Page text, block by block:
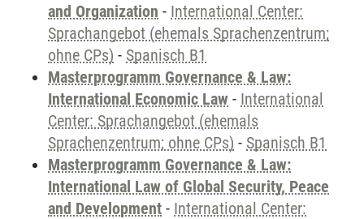
and Organization - International Center:
Sprachangebot (ehemals Sprachenzentrum;
ohne CPs) - Spanisch B1
Masterprogramm Governance & Law:
International Economic Law - International
Center: Sprachangebot (ehemals
Sprachenzentrum; ohne CPs) - Spanisch B1
Masterprogramm Governance & Law:
International Law of Global Security, Peace
and Development - International Center: